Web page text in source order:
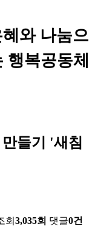
혜와 나눔으
복공동체
들기 '새침
회 3,035회 댓글0건